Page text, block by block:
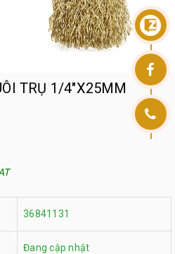
TRỤ 1/4"X25MM
36841131
Đang cập nhật